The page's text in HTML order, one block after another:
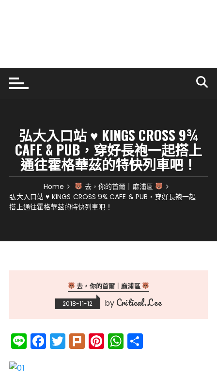
弘大入口站 ♥ KINGS CROSS 9¾
CAFE & PUB，穿好長袍一起搭上
通往霍格華茲的特快列車吧！
Home
去，你的首爾｜麻浦區
弘大入口站 ♥ KINGS CROSS 9¾ CAFE & PUB，穿好長袍一起
搭上通往霍格華茲的特快列車吧！
去，你的首爾｜麻浦區
2018-11-12 by Critical.Lee
Li
n
F
a
T
w
Pl
ur
Pi
n
W
h